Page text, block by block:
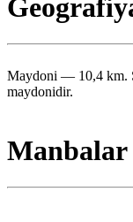
Maydoni — 10,4 km.
maydonidir.
Manbalar